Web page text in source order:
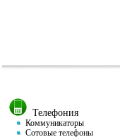
Телефония
Коммуникаторы
Сотовые телефоны